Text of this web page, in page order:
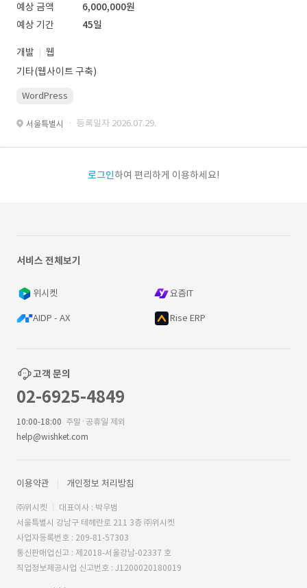
예상 금액
6,000,000원
예상 기간
45일
개발
웹
기타(웹사이트 구축)
WordPress
서울특별시 · 등록일자 2026.07.29.
로그인하여 편리하게 이용하세요!
서비스 전체보기
위시켓 요즘IT
AIDP - AX Rise ERP
고객 문의
02-6925-4849
10:00-18:00 주말·공휴일 제외
help@wishket.com
이용약관 개인정보 처리방침
㈜위시켓
대표이사 : 박우범
서울특별시 강남구 테헤란로 211 3층 ㈜위시켓
사업자등록번호 : 209-81-57303
통신판매업신고 : 제2018-서울강남-02337 호
직업정보제공사업 신고번호 : J1200020180019